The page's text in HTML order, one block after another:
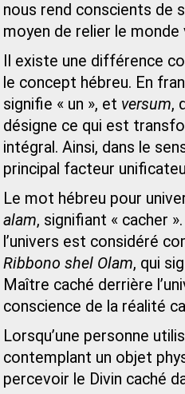
nous rend conscients de
moyen de relier le monde
Il existe une différence
le concept hébreu. En
signifie « un », et versum,
désigne ce qui est
intégral. Ainsi, dans le
principal facteur
Le mot hébreu pour
alam, signifiant « cacher
l’univers est considéré
Ribbono shel Olam, qui
Maître caché derrière
conscience de la réalité
Lorsqu’une personne
contemplant un objet
percevoir le Divin caché